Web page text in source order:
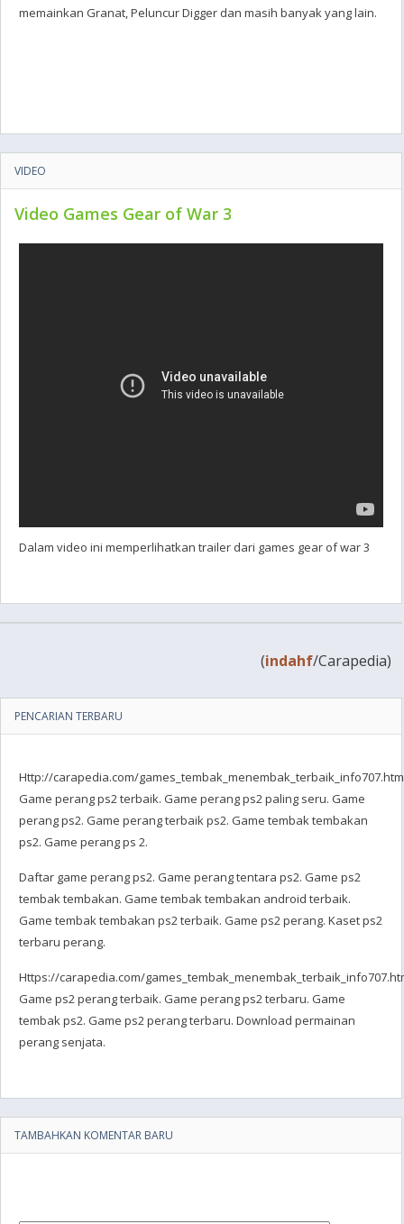
memainkan Granat, Peluncur Digger dan masih banyak yang lain.
VIDEO
Video Games Gear of War 3
Dalam video ini memperlihatkan trailer dari games gear of war 3
(indahf/Carapedia)
PENCARIAN TERBARU
Http://carapedia.com/
Game perang ps2 terbaik. Game perang ps2 paling seru. Game
perang ps2. Game perang terbaik ps2. Game tembak tembakan
ps2. Game perang ps 2.
Daftar game perang ps2. Game perang tentara ps2. Game ps2
tembak tembakan. Game tembak tembakan android terbaik.
Game tembak tembakan ps2 terbaik. Game ps2 perang. Kaset ps2
terbaru perang.
Https://carapedia.com/
Game ps2 perang terbaik. Game perang ps2 terbaru. Game
tembak ps2. Game ps2 perang terbaru. Download permainan
perang senjata.
TAMBAHKAN KOMENTAR BARU